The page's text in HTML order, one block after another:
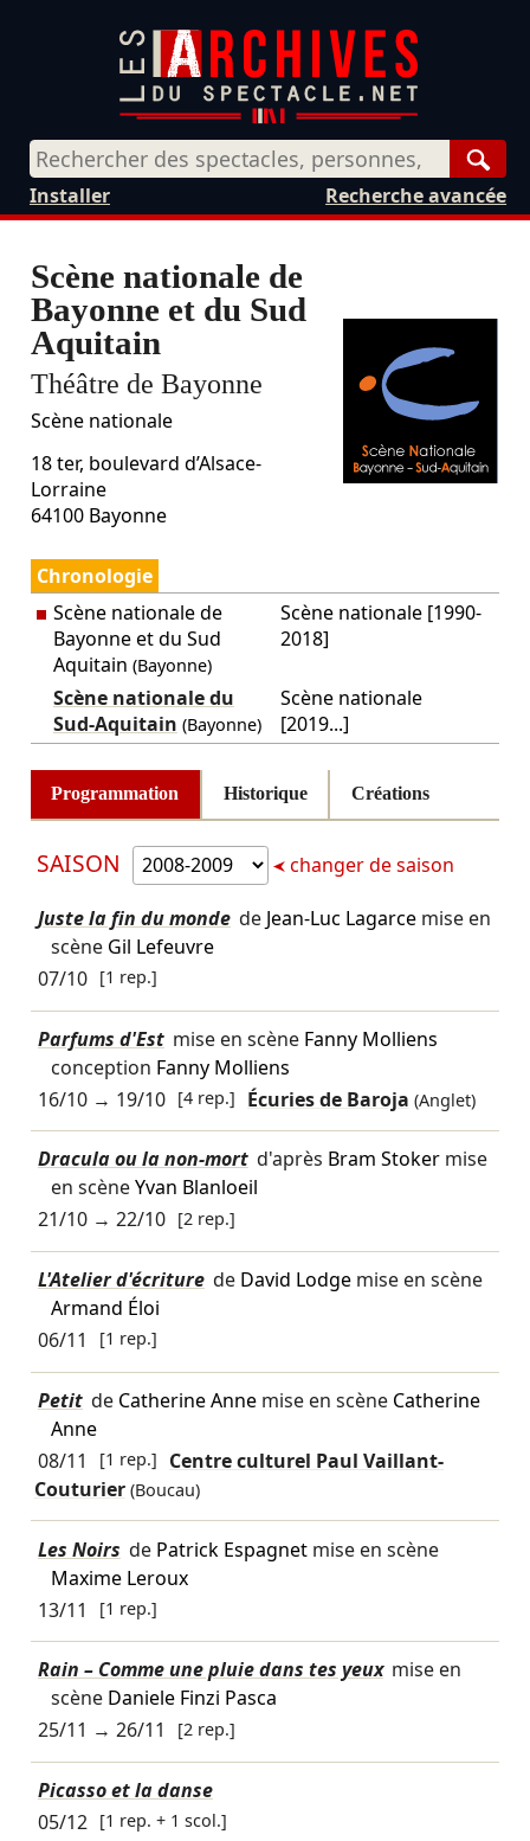
Recherche avancée
Installer
Scène nationale de
Bayonne et du Sud
Aquitain
Théâtre de Bayonne
Scène nationale
18 ter, boulevard d’Alsace-
Lorraine
64100 Bayonne
Chronologie
Scène nationale de
Bayonne et du Sud
Aquitain (Bayonne)
Scène nationale [1990-
2018]
Scène nationale du
Sud-Aquitain (Bayonne)
Scène nationale
[2019...]
Programmation Historique Créations
SAISON changer de saison
Juste la fin du monde de Jean-Luc Lagarcemise en
scène Gil Lefeuvre
07/10 [1 rep.]
Parfums d'Est mise en scène Fanny Molliens
conception Fanny Molliens
16/10→ 19/10 [4 rep.] Écuries de Baroja (Anglet)
Dracula ou la non-mort d'après Bram Stokermise
en scèneYvan Blanloeil
21/10→ 22/10 [2 rep.]
L'Atelier d'écriture de David Lodgemise en scène
Armand Éloi
06/11
[1 rep.]
Petit de Catherine Annemise en scène Catherine
Anne
08/11
[1 rep.]
Centre culturel Paul Vaillant-
Couturier (Boucau)
Les Noirs de Patrick Espagnetmise en scène
Maxime Leroux
13/11
[1 rep.]
Rain – Comme une pluie dans tes yeux mise en
scène Daniele Finzi Pasca
25/11 → 26/11 [2 rep.]
Picasso et la danse
05/12 [1 rep. + 1 scol.]